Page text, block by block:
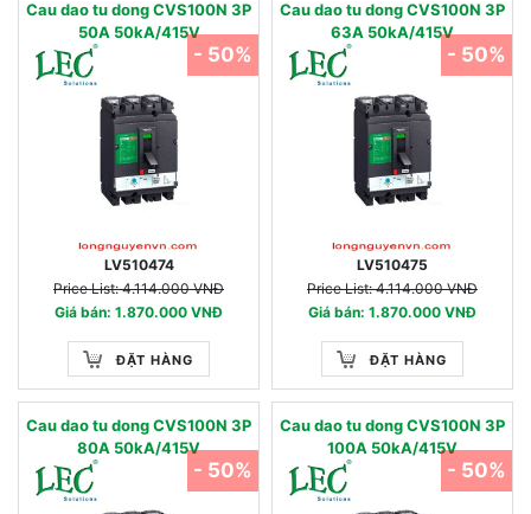
Cau dao tu dong CVS100N 3P
50A 50kA/415V
LV510474
Price List: 4.114.000 VNĐ
Giá bán: 1.870.000 VNĐ
ĐẶT HÀNG
- 50%
Cau dao tu dong CVS100N 3P
63A 50kA/415V
LV510475
Price List: 4.114.000 VNĐ
Giá bán: 1.870.000 VNĐ
ĐẶT HÀNG
- 50%
Cau dao tu dong CVS100N 3P
80A 50kA/415V
- 50%
Cau dao tu dong CVS100N 3P
100A 50kA/415V
- 50%